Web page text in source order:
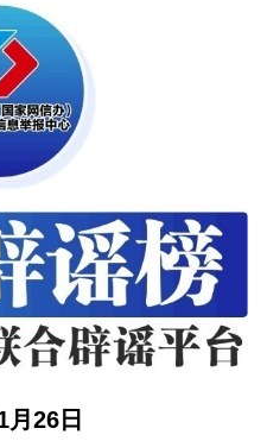
山西经济日报
忻州 吕梁
月26日